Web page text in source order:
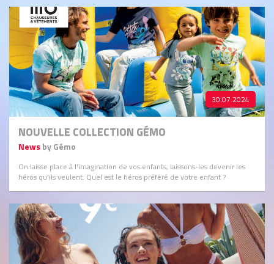
30.07.2024
NOUVELLE COLLECTION GÉMO
Newsby Gémo
On laisse place à l'imagination de vos enfants, laissons-les devenir les
héros qu'ils veulent. Quel est le héros préféré de votre enfant ?